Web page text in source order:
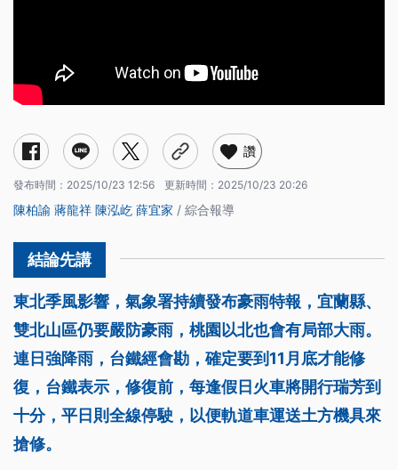
讚
發布時間： 2025/10/23 12:56 更新時間： 2025/10/23 20:26
陳柏諭 蔣龍祥 陳泓屹 薛宜家 / 綜合報導
東北季風影響，氣象署持續發布豪雨特報，宜蘭縣、
雙北山區仍要嚴防豪雨，桃園以北也會有局部大雨。
連日強降雨，台鐵經會勘，確定要到11月底才能修
復，台鐵表示，修復前，每逢假日火車將開行瑞芳到
十分，平日則全線停駛，以便軌道車運送土方機具來
搶修。